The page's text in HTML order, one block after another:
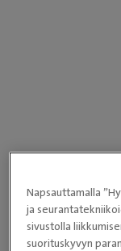
Napsauttamalla
ja
sivustolla
suorituskyvyn